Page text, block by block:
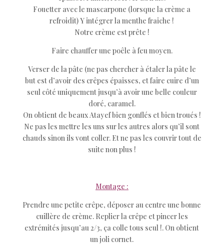
Fouetter avec le mascarpone (lorsque la crème a
refroidit) Y intégrer la menthe fraiche !
Notre crème est prête !
Faire chauffer une poêle à feu moyen.
Verser de la pâte (ne pas chercher à étaler la pâte le
but est d’avoir des crêpes épaisses, et faire cuire d’un
seul côté uniquement jusqu’à avoir une belle couleur
doré, caramel.
On obtient de beaux Atayef bien gonflés et bien troués !
Ne pas les mettre les uns sur les autres alors qu’il sont
chauds sinon ils vont coller. Et ne pas les couvrir tout de
suite non plus !
Montage :
Prendre une petite crêpe, déposer au centre une bonne
cuillère de crème. Replier la crêpe et pincer les
extrémités jusqu’au 2/3, ça colle tous seul !. On obtient
un joli cornet.